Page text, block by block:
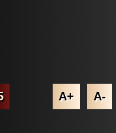
A+ A-